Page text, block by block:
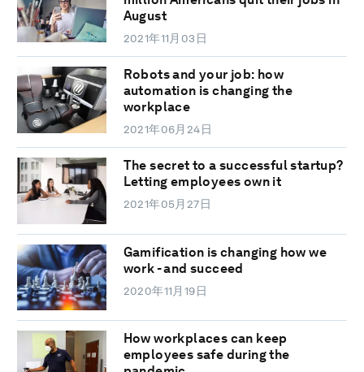
August
2021年11月03日
Robots and your job: how
automation is changing the
workplace
2021年06月24日
The secret to a successful startup?
Letting employees own it
2021年05月27日
Gamification is changing how we
work - and succeed
2020年11月19日
How workplaces can keep
employees safe during the